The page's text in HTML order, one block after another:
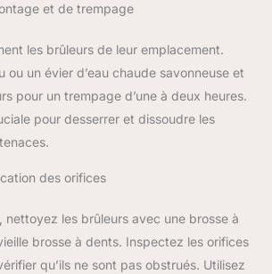
et de trempage
les brûleurs de leur emplacement.
ou un évier d’eau chaude savonneuse et
pour un trempage d’une à deux heures.
pour desserrer et dissoudre les
des orifices
nettoyez les brûleurs avec une brosse à
brosse à dents. Inspectez les orifices
qu’ils ne sont pas obstrués. Utilisez